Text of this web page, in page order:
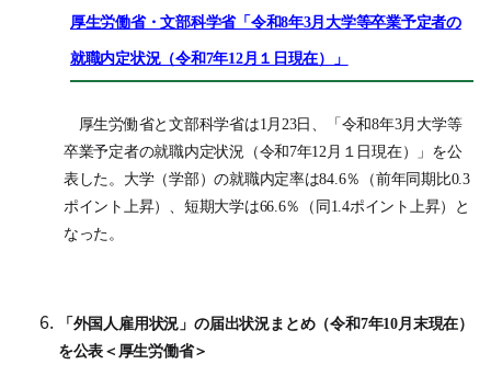
厚生労働省・文部科学省「令和8年3月大学等卒業予定者の
就職内定状況（令和7年12月１日現在）」
厚生労働省と文部科学省は1月23日、「令和8年3月大学等
卒業予定者の就職内定状況（令和7年12月１日現在）」を公
表した。大学（学部）の就職内定率は84.6％（前年同期比0.3
ポイント上昇）、短期大学は66.6％（同1.4ポイント上昇）と
なった。
「外国人雇用状況」の届出状況まとめ（令和7年10月末現在）
を公表＜厚生労働省＞